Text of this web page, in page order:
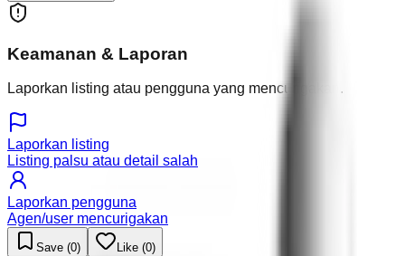
Keamanan & Laporan
Laporkan listing atau pengguna yang mencurigakan.
Laporkan listing
Listing palsu atau detail salah
Laporkan pengguna
Agen/user mencurigakan
Save (0) Like (0)